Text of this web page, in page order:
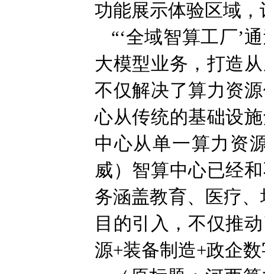
功能展示体验区域
“‘全域智算工厂’
大模型业务，打造
不仅解决了算力资
心从传统的基础设
中心从单一算力资
威）智算中心已经
务涵盖教育、医疗
目的引入，不仅推
源+装备制造+政企